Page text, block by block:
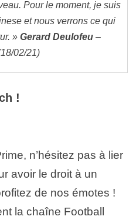
Pour le moment, je suis
et nous verrons ce qui
» Gerard Deulofeu –
02/21)
!
n’hésitez pas à lier
avoir le droit à un
de nos émotes !
la chaîne Football